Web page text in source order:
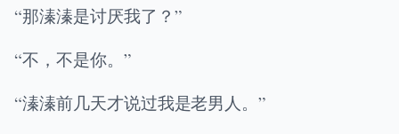
“那溱溱是讨厌我了？”
“不，不是你。”
“溱溱前几天才说过我是老男人。”